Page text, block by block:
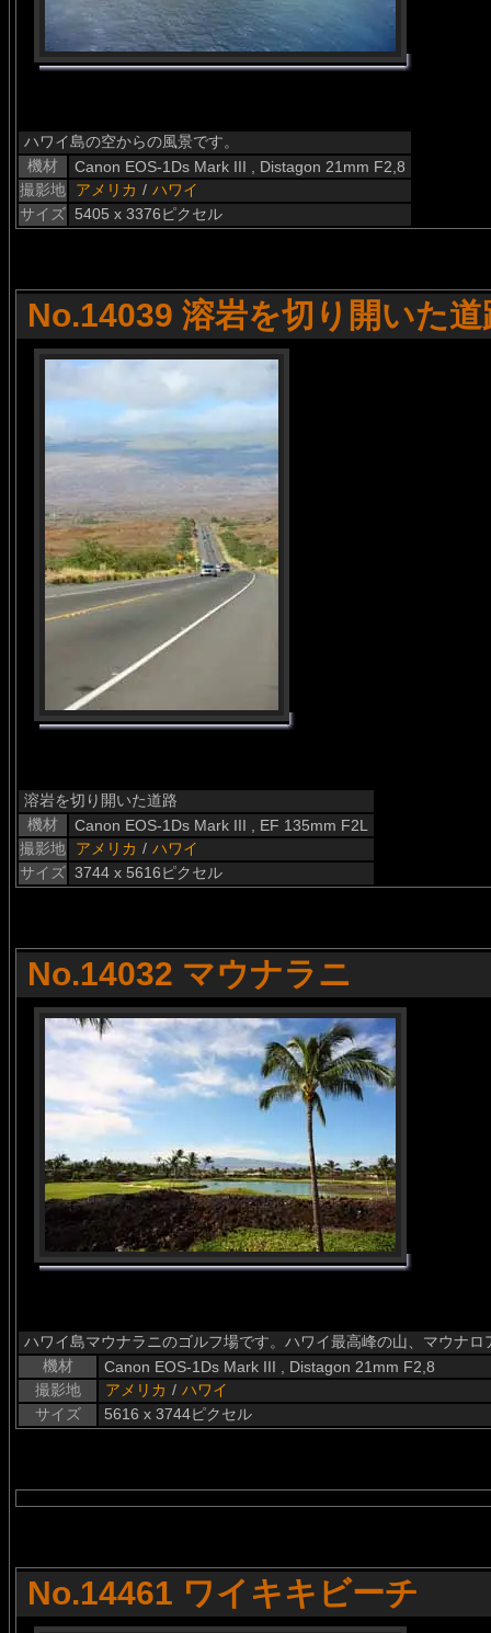
ハワイ島の空からの風景です。
機材
Canon EOS-1Ds Mark III , Distagon 21mm F2,8
撮影地
アメリカ / ハワイ
サイズ 5405 x 3376ピクセル
No.14039 溶岩を切り開いた道
溶岩を切り開いた道路
機材
Canon EOS-1Ds Mark III , EF 135mm F2L
撮影地
アメリカ / ハワイ
サイズ 3744 x 5616ピクセル
No.14032 マウナラニ
ハワイ島マウナラニのゴルフ場です。ハワイ最高峰の山、マウナ
機材
Canon EOS-1Ds Mark III , Distagon 21mm F2,8
撮影地
アメリカ / ハワイ
サイズ
5616 x 3744ピクセル
No.14461 ワイキキビーチ